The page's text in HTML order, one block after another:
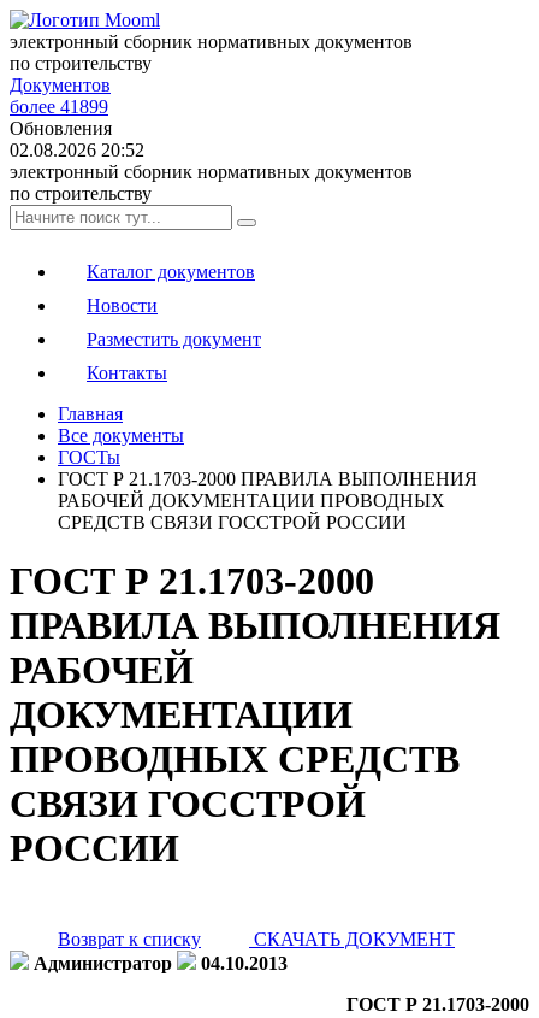
электронный сборник нормативных документов
по строительству
Документов
более 41899
Обновления
02.08.2026 20:52
электронный сборник нормативных документов
по строительству
Каталог документов
Новости
Разместить документ
Контакты
Главная
Все документы
ГОСТы
ГОСТ Р 21.1703-2000 ПРАВИЛА ВЫПОЛНЕНИЯ
РАБОЧЕЙ ДОКУМЕНТАЦИИ ПРОВОДНЫХ
СРЕДСТВ СВЯЗИ ГОССТРОЙ РОССИИ
ГОСТ Р 21.1703-2000
ПРАВИЛА ВЫПОЛНЕНИЯ
РАБОЧЕЙ
ДОКУМЕНТАЦИИ
ПРОВОДНЫХ СРЕДСТВ
СВЯЗИ ГОССТРОЙ
РОССИИ
Возврат к списку
СКАЧАТЬ ДОКУМЕНТ
Администратор
04.10.2013
ГОСТ Р 21.1703-2000